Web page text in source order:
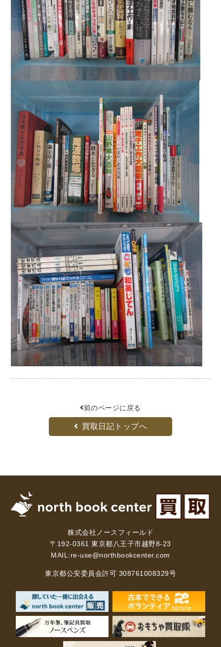
暮らし・趣味・実用書他
暮らしと健康
ガーデニング
クッキング・レシピ本・グルメ
住まい・インテリア
占い
手芸・クラフト
自転車・サイクリング 釣り
キャンプ
他スポーツ
登山・ハイキング・クライミング
資格検定・辞書辞典
公務員・教員採用試験
医療・看護資格
就職対策
英語学習
工学・技術・環境
語学検定・通訳
語学辞典・辞典
法律・ビジネス・事務資格関連
運輸・船舶・通信
食品・衛生・福祉
CD・DVD・Blu-ray
CD・DVD
洋書
洋書
英語洋書
木版画・浮世絵
前のページに戻る
買取日記トップへ
株式会社ノースフィールド
〒192-0361 東京都八王子市越野8-23
MAIL:re-use@northbookcenter.com
東京都公安委員会許可 308761008329号